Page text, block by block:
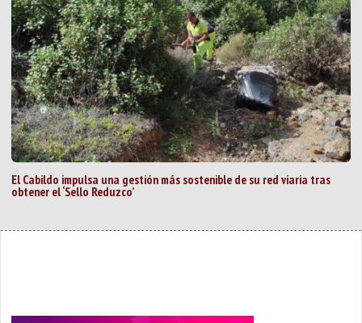
El Cabildo impulsa una gestión más sostenible de su red viaria tras
obtener el ‘Sello Reduzco’